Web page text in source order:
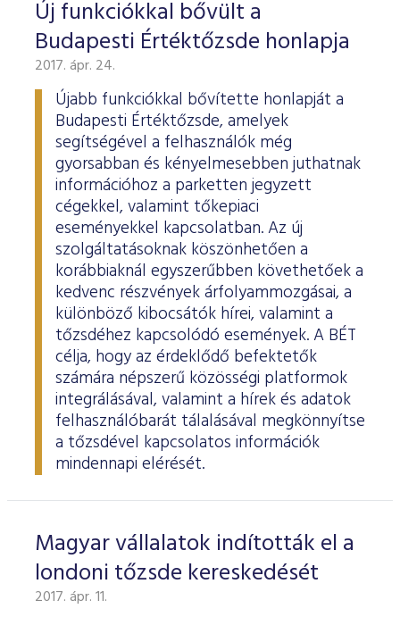
Új funkciókkal bővült a
Budapesti Értéktőzsde honlapja
2017. ápr. 24.
Újabb funkciókkal bővítette honlapját a
Budapesti Értéktőzsde, amelyek
segítségével a felhasználók még
gyorsabban és kényelmesebben juthatnak
információhoz a parketten jegyzett
cégekkel, valamint tőkepiaci
eseményekkel kapcsolatban. Az új
szolgáltatásoknak köszönhetően a
korábbiaknál egyszerűbben követhetőek a
kedvenc részvények árfolyammozgásai, a
különböző kibocsátók hírei, valamint a
tőzsdéhez kapcsolódó események. A BÉT
célja, hogy az érdeklődő befektetők
számára népszerű közösségi platformok
integrálásával, valamint a hírek és adatok
felhasználóbarát tálalásával megkönnyítse
a tőzsdével kapcsolatos információk
mindennapi elérését.
Magyar vállalatok indították el a
londoni tőzsde kereskedését
2017. ápr. 11.